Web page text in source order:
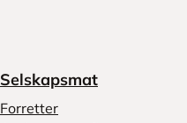
Selskapsmat
Forretter